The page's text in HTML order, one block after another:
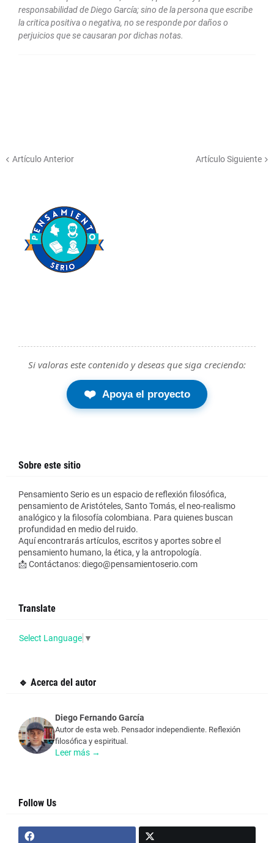
responsabilidad de Diego García; sino de la persona que escribe
la critica positiva o negativa, no se responde por daños o
perjuicios que se causaran por dichas notas.
Artículo Anterior Artículo Siguiente
Si valoras este contenido y deseas que siga creciendo:
❤️ Apoya el proyecto
Sobre este sitio
Pensamiento Serio es un espacio de reflexión filosófica,
pensamiento de Aristóteles, Santo Tomás, el neo-realismo
analógico y la filosofía colombiana. Para quienes buscan
profundidad en medio del ruido.
Aquí encontrarás artículos, escritos y aportes sobre el
pensamiento humano, la ética, y la antropología.
📩 Contáctanos: diego@pensamientoserio.com
Translate
Select Language ▼
🔹 Acerca del autor
Diego Fernando García
Autor de esta web. Pensador independiente. Reflexión
filosófica y espiritual.
Leer más →
Follow Us